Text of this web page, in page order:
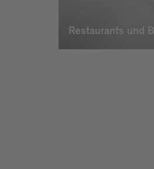
Restaurants und